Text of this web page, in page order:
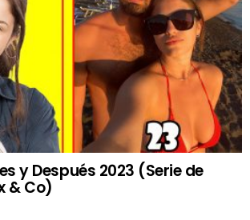
y Después 2023 (Serie de
& Co)